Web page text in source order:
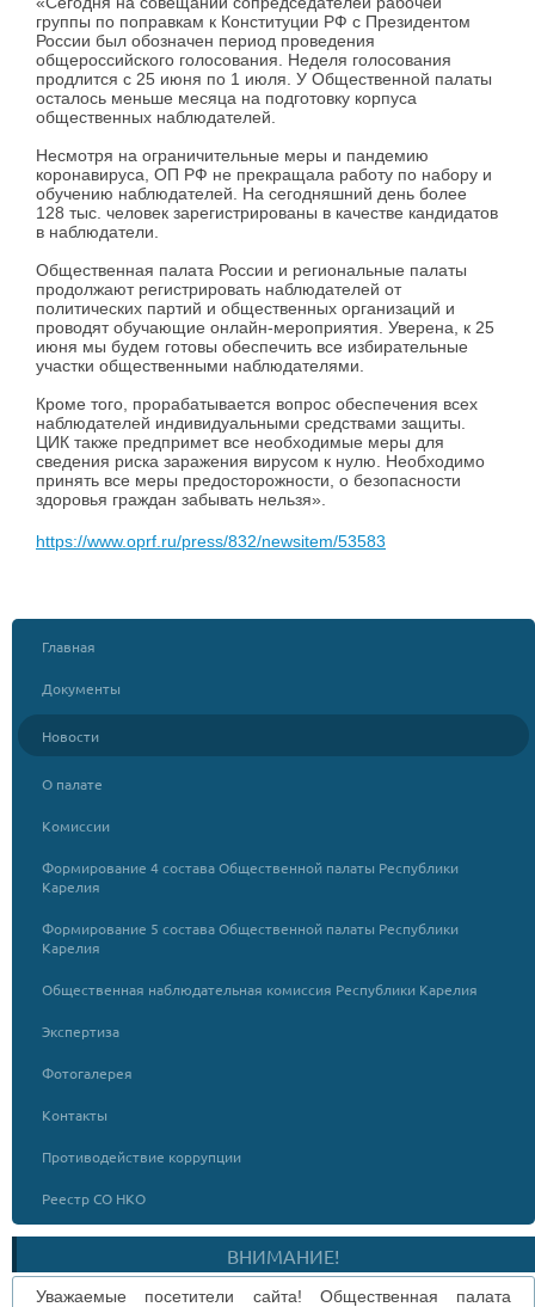
группы по поправкам к Конституции РФ с Президентом
России был обозначен период проведения
общероссийского голосования. Неделя голосования
продлится с 25 июня по 1 июля. У Общественной палаты
осталось меньше месяца на подготовку корпуса
общественных наблюдателей.
Несмотря на ограничительные меры и пандемию
коронавируса, ОП РФ не прекращала работу по набору и
обучению наблюдателей. На сегодняшний день более
128 тыс. человек зарегистрированы в качестве кандидатов
в наблюдатели.
Общественная палата России и региональные палаты
продолжают регистрировать наблюдателей от
политических партий и общественных организаций и
проводят обучающие онлайн-мероприятия. Уверена, к 25
июня мы будем готовы обеспечить все избирательные
участки общественными наблюдателями.
Кроме того, прорабатывается вопрос обеспечения всех
наблюдателей индивидуальными средствами защиты.
ЦИК также предпримет все необходимые меры для
сведения риска заражения вирусом к нулю. Необходимо
принять все меры предосторожности, о безопасности
здоровья граждан забывать нельзя».
https://www.oprf.ru/press/832/newsitem/53583
Главная
Документы
Новости
О палате
Комиссии
Формирование 4 состава Общественной палаты Республики
Карелия
Формирование 5 состава Общественной палаты Республики
Карелия
Общественная наблюдательная комиссия Республики Карелия
Экспертиза
Фотогалерея
Контакты
Противодействие коррупции
Реестр СО НКО
ВНИМАНИЕ!
Уважаемые посетители сайта! Общественная палата